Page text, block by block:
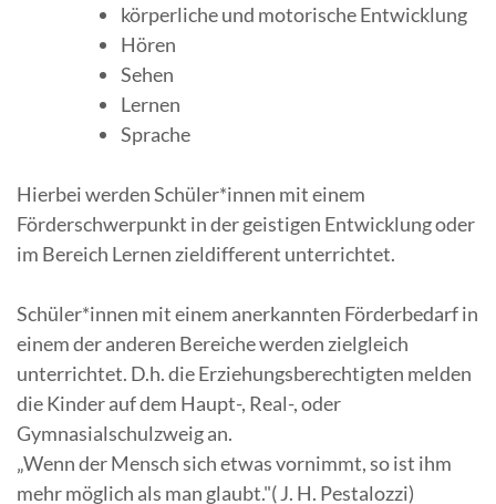
körperliche und motorische Entwicklung
Hören
Sehen
Lernen
Sprache
Hierbei werden Schüler*innen mit einem
Förderschwerpunkt in der geistigen Entwicklung oder
im Bereich Lernen zieldifferent unterrichtet.
Schüler*innen mit einem anerkannten Förderbedarf in
einem der anderen Bereiche werden zielgleich
unterrichtet. D.h. die Erziehungsberechtigten melden
die Kinder auf dem Haupt-, Real-, oder
Gymnasialschulzweig an.
„Wenn der Mensch sich etwas vornimmt, so ist ihm
mehr möglich als man glaubt."( J. H. Pestalozzi)